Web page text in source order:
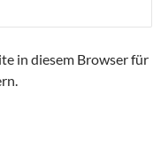
in diesem Browser für